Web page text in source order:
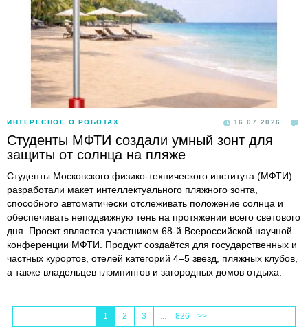
ИНТЕРЕСНОЕ О РОБОТАХ 16.07.2026
Студенты МФТИ создали умный зонт для
защиты от солнца на пляже
Студенты Московского физико-технического института (МФТИ)
разработали макет интеллектуального пляжного зонта,
способного автоматически отслеживать положение солнца и
обеспечивать неподвижную тень на протяжении всего светового
дня. Проект является участником 68-й Всероссийской научной
конференции МФТИ. Продукт создаётся для государственных и
частных курортов, отелей категорий 4–5 звезд, пляжных клубов,
а также владельцев глэмпингов и загородных домов отдыха.
1 2 3 ... 826 >>